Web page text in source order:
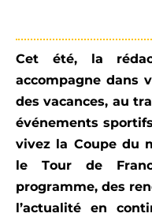
Cet été, la
accompagnedans
des vacances, au
événements
vivez la Coupe du
le Tour de
programme, des
l’actualité en